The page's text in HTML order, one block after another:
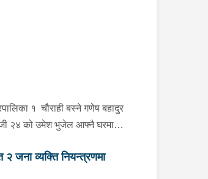
१ चौराही बस्ने गणेष बहादुर
२४ को उमेश भुजेल आफ्नै घरमा
खटिगई घटनास्थलमा मुचुल्का
भइरहेको ।
जना व्यक्ति नियन्त्रणमा